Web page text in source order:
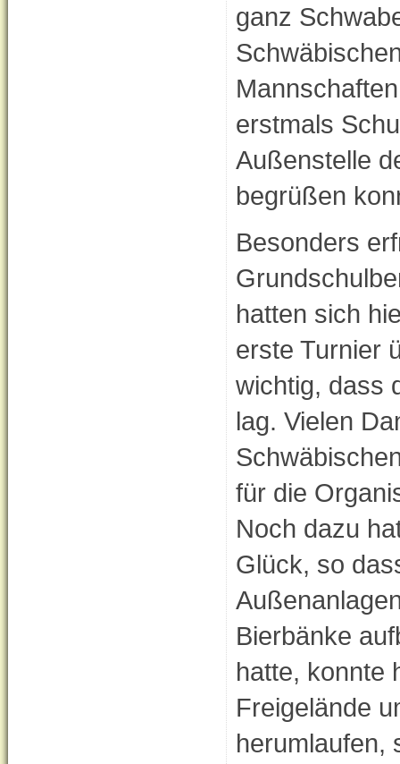
ganz
erstmals
Außenstelle
begrüßen
Besonders
hatten sich
erste Turnier
wichtig, dass
lag. Vielen
für die
Noch dazu
Glück, so
Bierbänke
hatte, konnte
Freigelände
herumlaufen,